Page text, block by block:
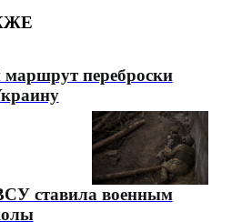
переброски
ставила военным